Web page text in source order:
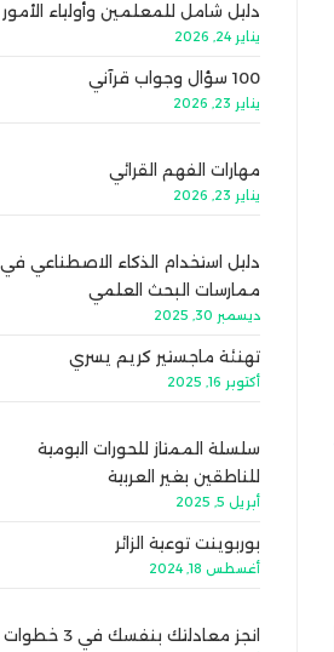
دليل شامل للمعلمين وأولياء الأمور
يناير 24, 2026
100 سؤال وجواب قرآني
يناير 23, 2026
مهارات الفهم القرائي
يناير 23, 2026
دليل استخدام الذكاء الاصطناعي في
ممارسات البحث العلمي
ديسمبر 30, 2025
تهنئة ماجستير كريم يسري
أكتوبر 16, 2025
سلسلة الممتاز للحورات اليومية
للناطقين بغير العربية
أبريل 5, 2025
بوربوينت توعية الزائر
أغسطس 18, 2024
انجز معادلتك بنفسك في 3 خطوات